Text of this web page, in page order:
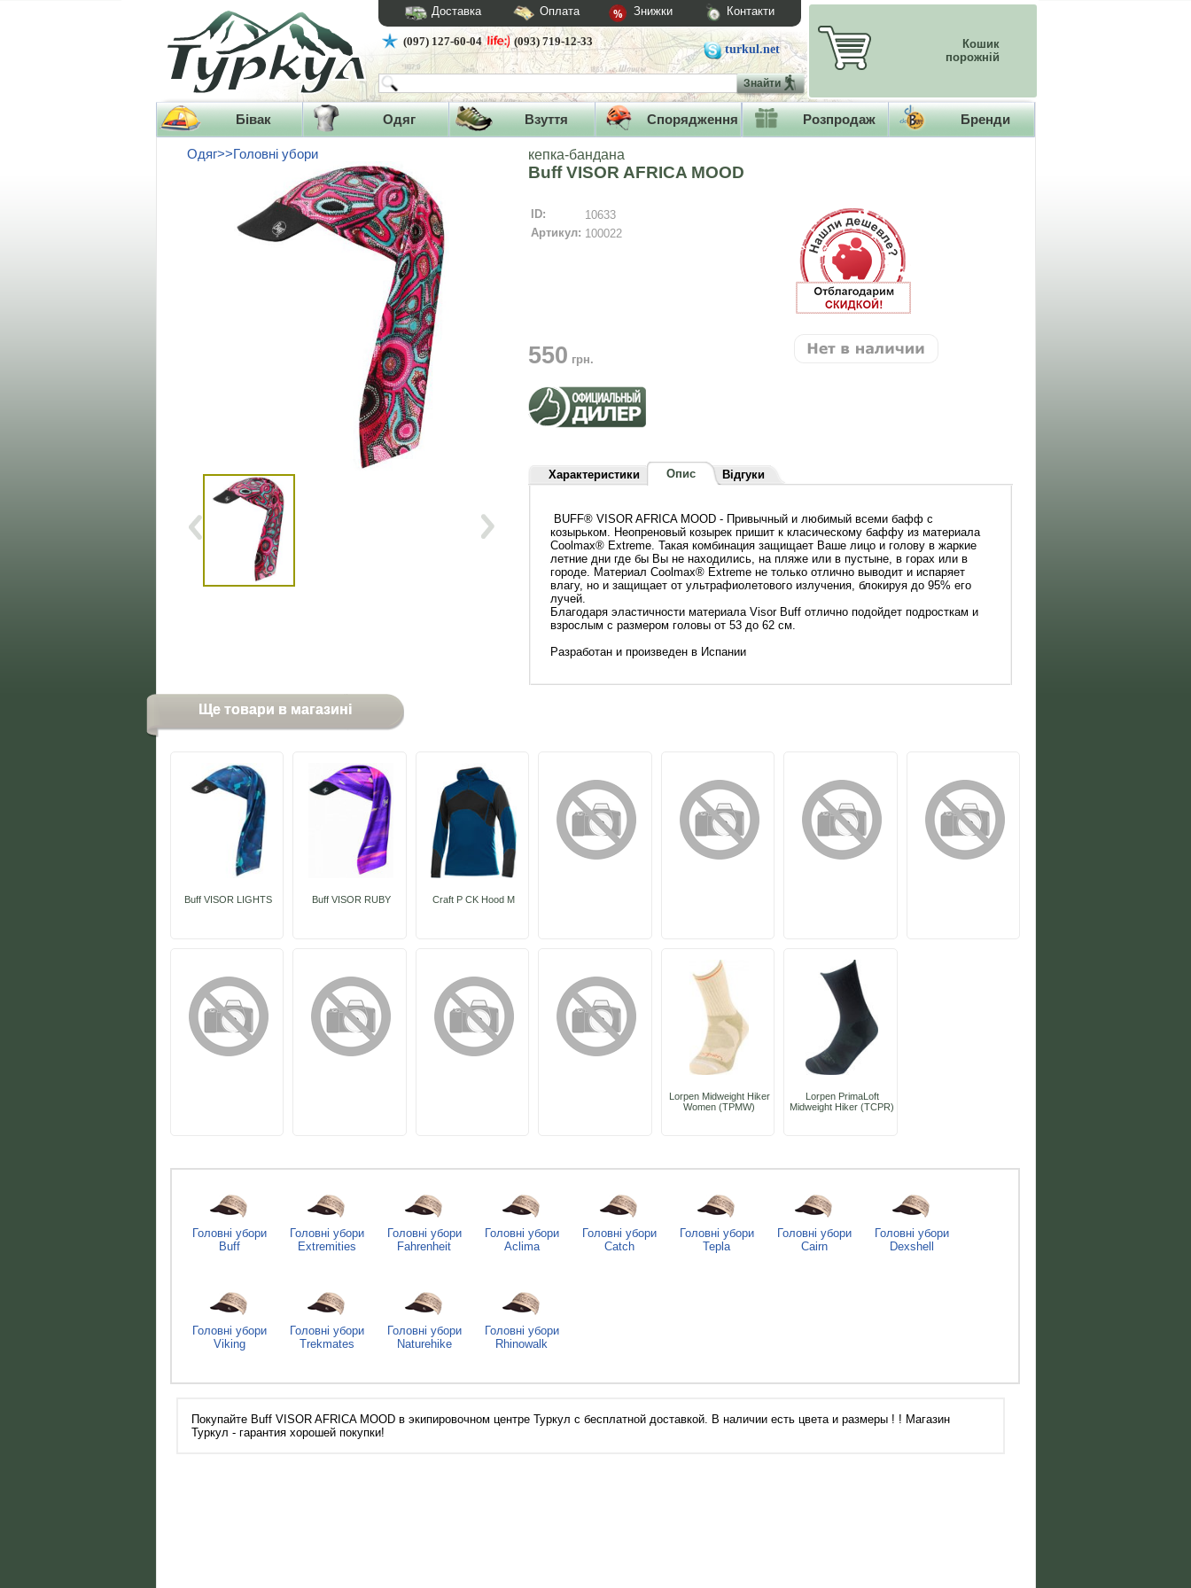
Доставка Оплата Знижки Контакти
(097) 127-60-04 (093) 719-12-33
turkul.net
Знайти
Кошик
порожній
Бівак Одяг Взуття Спорядження Розпродаж Бренди
Одяг>>Головні убори кепка-бандана
Buff VISOR AFRICA MOOD
ID:
10633
Артикул: 100022
550 грн.
Характеристики Опис Відгуки
BUFF® VISOR AFRICA MOOD - Привычный и любимый всеми бафф с
козырьком. Неопреновый козырек пришит к класическому баффу из материала
Coolmax® Extreme. Такая комбинация защищает Ваше лицо и голову в жаркие
летние дни где бы Вы не находились, на пляже или в пустыне, в горах или в
городе. Материал Coolmax® Extreme не только отлично выводит и испаряет
влагу, но и защищает от ультрафиолетового излучения, блокируя до 95% его
лучей.
Благодаря эластичности материала Visor Buff отлично подойдет подросткам и
взрослым с размером головы от 53 до 62 см.
Разработан и произведен в Испании
Ще товари в магазині
Buff VISOR LIGHTS Buff VISOR RUBY Craft P CK Hood M
Lorpen Midweight Hiker
Women (TPMW)
Lorpen PrimaLoft
Midweight Hiker (TCPR)
Головні убори
Buff
Головні убори
Extremities
Головні убори
Fahrenheit
Головні убори
Aclima
Головні убори
Catch
Головні убори
Tepla
Головні убори
Cairn
Головні убори
Dexshell
Головні убори
Viking
Головні убори
Trekmates
Головні убори
Naturehike
Головні убори
Rhinowalk
Покупайте Buff VISOR AFRICA MOOD в экипировочном центре Туркул с бесплатной доставкой. В наличии есть цвета и размеры ! ! Магазин
Туркул - гарантия хорошей покупки!